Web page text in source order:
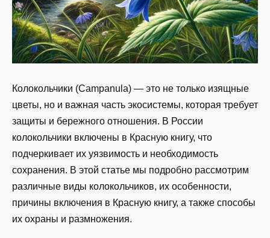
Колокольчики (Campanula) — это не только изящные
цветы, но и важная часть экосистемы, которая требует
защиты и бережного отношения. В России
колокольчики включены в Красную книгу, что
подчеркивает их уязвимость и необходимость
сохранения. В этой статье мы подробно рассмотрим
различные виды колокольчиков, их особенности,
причины включения в Красную книгу, а также способы
их охраны и размножения.